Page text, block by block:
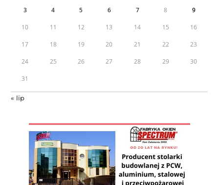
3 4 5 6 7 8 9
10 11 12 13 14 15 16
17 18 19 20 21 22 23
24 25 26 27 28 29 30
31
« lip